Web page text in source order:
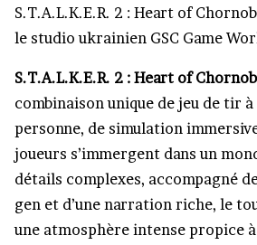
S.T.A.L.K.E.R. 2 : Heart of
le studio ukrainien GSC Game
S.T.A.L.K.E.R. 2 : Heart of
combinaison unique de jeu de tir
personne, de simulation
joueurs s’immergent dans un
détails complexes, accompagné
gen et d’une narration riche, le
une atmosphère intense propice